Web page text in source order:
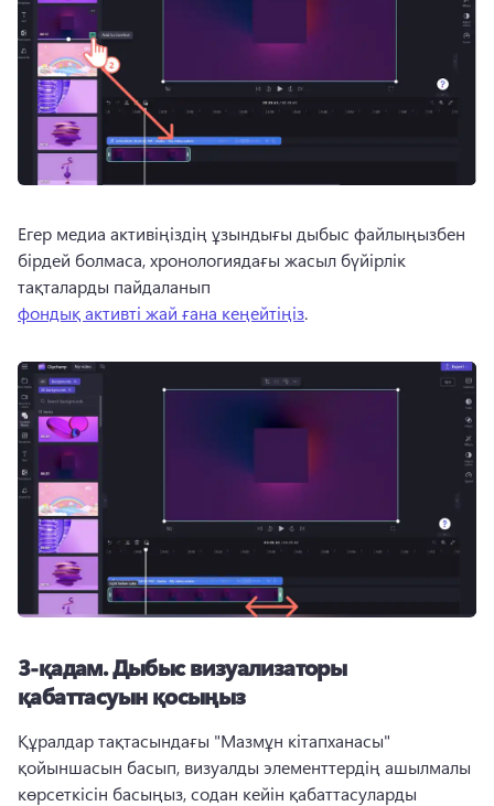
Егер медиа активіңіздің ұзындығы дыбыс файлыңызбен
бірдей болмаса, хронологиядағы жасыл бүйірлік
тақталарды пайдаланып
фондық активті жай ғана кеңейтіңіз.
3-қадам.Дыбыс визуализаторы
қабаттасуын қосыңыз
Құралдар тақтасындағы "Мазмұн кітапханасы"
қойыншасын басып, визуалды элементтердің ашылмалы
көрсеткісін басыңыз, содан кейін қабаттасуларды